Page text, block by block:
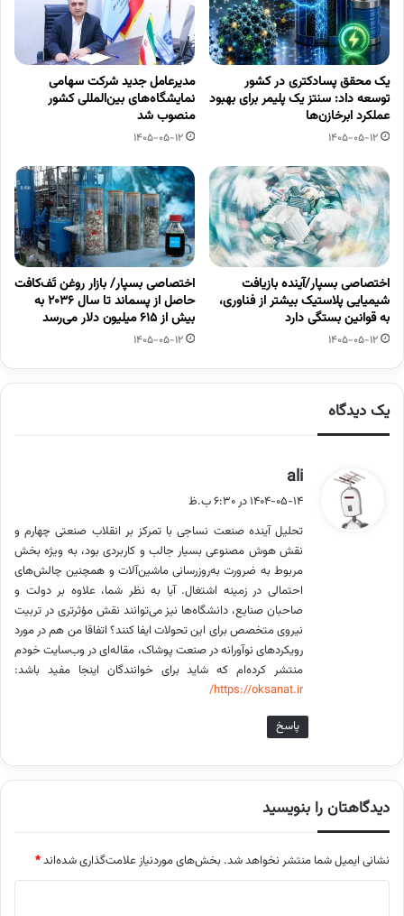
یک محقق پسادکتری در کشور
توسعه داد: سنتز یک پلیمر برای بهبود
عملکرد ابرخازن‌ها
1405-05-12
مدیرعامل جدید شرکت سهامی
نمایشگاه‌های بین‌المللی کشور
منصوب شد
1405-05-12
اختصاصی بسپار/آینده بازیافت
شیمیایی پلاستیک بیشتر از فناوری،
به قوانین بستگی دارد
1405-05-12
اختصاصی بسپار/ بازار روغن تَف‌کافت
حاصل از پسماند تا سال ۲۰۳۶ به
بیش از ۶۱۵ میلیون دلار می‌رسد
1405-05-12
یک دیدگاه
ali
ف
:
1404-05-14 در 6:30 ب.ظ
تحلیل آینده صنعت نساجی با تمرکز بر انقلاب صنعتی چهارم و
نقش هوش مصنوعی بسیار جالب و کاربردی بود، به ویژه بخش
مربوط به ضرورت به‌روزرسانی ماشین‌آلات و همچنین چالش‌های
احتمالی در زمینه اشتغال. آیا به نظر شما، علاوه بر دولت و
صاحبان صنایع، دانشگاه‌ها نیز می‌توانند نقش مؤثرتری در تربیت
نیروی متخصص برای این تحولات ایفا کنند؟ اتفاقا من هم در مورد
رویکردهای نوآورانه در صنعت پوشاک، مقاله‌ای در وب‌سایت خودم
منتشر کرده‌ام که شاید برای خوانندگان اینجا مفید باشد:
https://oksanat.ir/
پاسخ
دیدگاهتان را بنویسید
نشانی ایمیل شما منتشر نخواهد شد. بخش‌های موردنیاز علامت‌گذاری شده‌اند*